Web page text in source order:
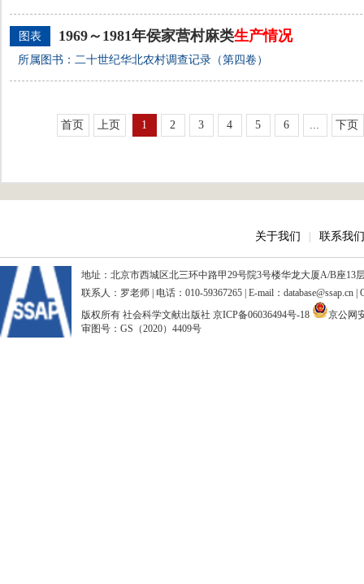
图表 1969～1981年侯家营村麻类生产情况
所属图书：二十世纪华北农村调查记录（第四卷）
首页 上页 1 2 3 4 5 6 ... 下页
关于我们 联系我们
地址：北京市西城区北三环中路甲29号院3号楼华龙大厦A/B座13
联系人：罗老师 | 电话：010-59367265 | E-mail：database@ssap.cn
版权所有 社会科学文献出版社 京ICP备06036494号-18
京公网
审图号：GS（2020）4409号